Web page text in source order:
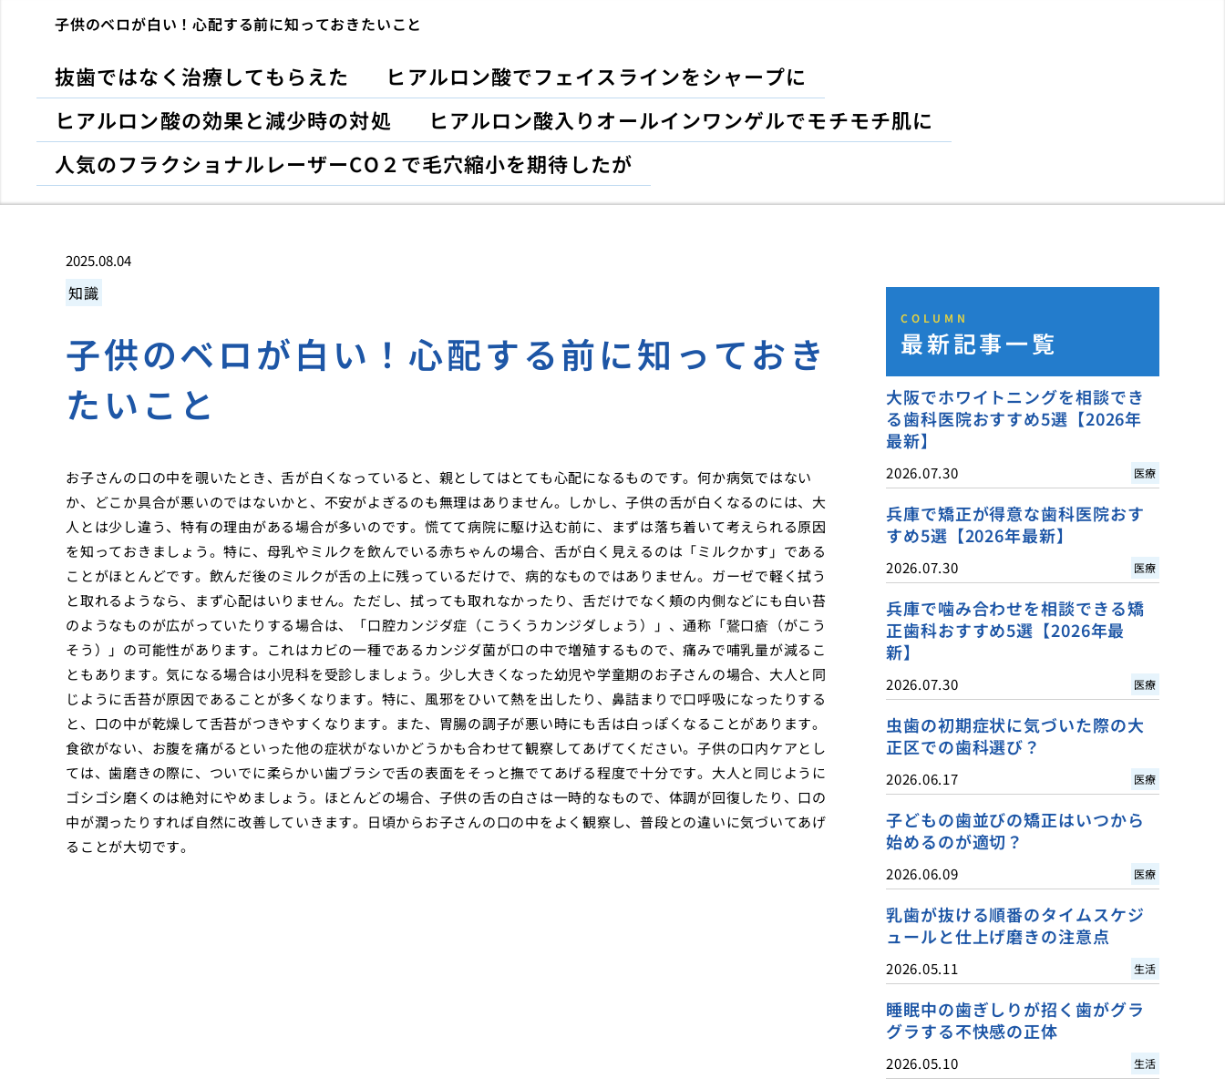
子供のベロが白い！心配する前に知っておきたいこと
抜歯ではなく治療してもらえた
ヒアルロン酸でフェイスラインをシャープに
ヒアルロン酸の効果と減少時の対処
ヒアルロン酸入りオールインワンゲルでモチモチ肌に
人気のフラクショナルレーザーCO２で毛穴縮小を期待したが
2025.08.04
知識
子供のベロが白い！心配する前に知っておき
たいこと
お子さんの口の中を覗いたとき、舌が白くなっていると、親としてはとても心配になるものです。何か病気ではない
か、どこか具合が悪いのではないかと、不安がよぎるのも無理はありません。しかし、子供の舌が白くなるのには、大
人とは少し違う、特有の理由がある場合が多いのです。慌てて病院に駆け込む前に、まずは落ち着いて考えられる原因
を知っておきましょう。特に、母乳やミルクを飲んでいる赤ちゃんの場合、舌が白く見えるのは「ミルクかす」である
ことがほとんどです。飲んだ後のミルクが舌の上に残っているだけで、病的なものではありません。ガーゼで軽く拭う
と取れるようなら、まず心配はいりません。ただし、拭っても取れなかったり、舌だけでなく頬の内側などにも白い苔
のようなものが広がっていたりする場合は、「口腔カンジダ症（こうくうカンジダしょう）」、通称「鵞口瘡（がこう
そう）」の可能性があります。これはカビの一種であるカンジダ菌が口の中で増殖するもので、痛みで哺乳量が減るこ
ともあります。気になる場合は小児科を受診しましょう。少し大きくなった幼児や学童期のお子さんの場合、大人と同
じように舌苔が原因であることが多くなります。特に、風邪をひいて熱を出したり、鼻詰まりで口呼吸になったりする
と、口の中が乾燥して舌苔がつきやすくなります。また、胃腸の調子が悪い時にも舌は白っぽくなることがあります。
食欲がない、お腹を痛がるといった他の症状がないかどうかも合わせて観察してあげてください。子供の口内ケアとし
ては、歯磨きの際に、ついでに柔らかい歯ブラシで舌の表面をそっと撫でてあげる程度で十分です。大人と同じように
ゴシゴシ磨くのは絶対にやめましょう。ほとんどの場合、子供の舌の白さは一時的なもので、体調が回復したり、口の
中が潤ったりすれば自然に改善していきます。日頃からお子さんの口の中をよく観察し、普段との違いに気づいてあげ
ることが大切です。
COLUMN
最新記事一覧
大阪でホワイトニングを相談でき
る歯科医院おすすめ5選【2026年
最新】
2026.07.30 医療
兵庫で矯正が得意な歯科医院おす
すめ5選【2026年最新】
2026.07.30 医療
兵庫で噛み合わせを相談できる矯
正歯科おすすめ5選【2026年最
新】
2026.07.30 医療
虫歯の初期症状に気づいた際の大
正区での歯科選び？
2026.06.17 医療
子どもの歯並びの矯正はいつから
始めるのが適切？
2026.06.09 医療
乳歯が抜ける順番のタイムスケジ
ュールと仕上げ磨きの注意点
2026.05.11 生活
睡眠中の歯ぎしりが招く歯がグラ
グラする不快感の正体
2026.05.10 生活